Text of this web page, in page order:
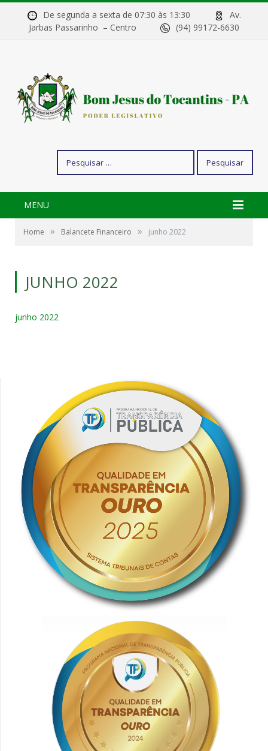
De segunda a sexta de 07:30 às 13:30
Av.
Jarbas Passarinho – Centro
(94) 99172-6630
por:
MENU
Home » Balancete Financeiro » junho 2022
JUNHO 2022
junho 2022